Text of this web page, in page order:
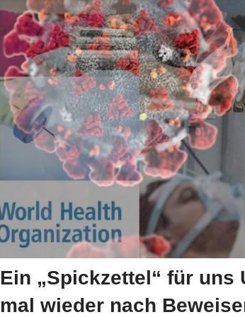
Ein „Spickzettel“ für uns
mal wieder nach